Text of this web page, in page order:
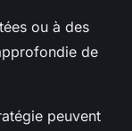
ou à des
de
peuvent